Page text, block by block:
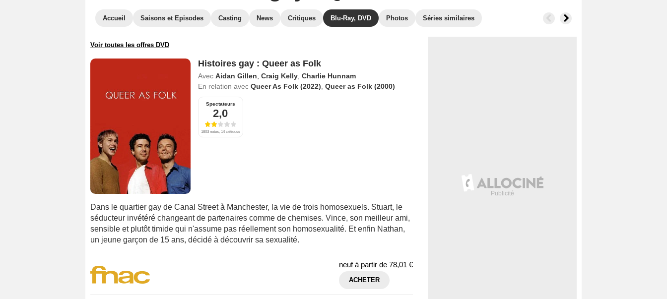
Accueil Saisons et Episodes Casting News Critiques Blu-Ray, DVD Photos Séries similaires
Voir toutes les offres DVD
Histoires gay : Queer as Folk
Avec Aidan Gillen Craig Kelly, Charlie Hunnam
En relation avec Queer As Folk (2022) Queer as Folk (2000)
Spectateurs
2,0
1803 notes, 14 critiques
Dans le quartier gay de Canal Street à Manchester, la vie de trois homosexuels. Stuart, le
séducteur invétéré changeant de partenaires comme de chemises. Vince, son meilleur ami,
sensible et plutôt timide qui n'assume pas réellement son homosexualité. Et enfin Nathan,
un jeune garçon de 15 ans, décidé à découvrir sa sexualité.
neuf à partir de 78,01 €
ACHETER